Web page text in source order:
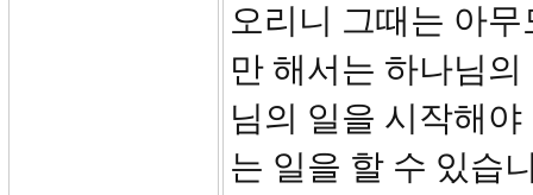
오리니 그때는 아
만 해서는 하나님
님의 일을 시작해
는 일을 할 수 있습